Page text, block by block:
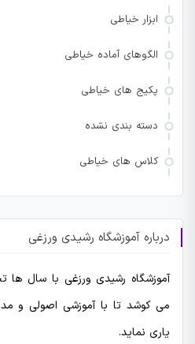
ابزار خیاطی
الگوهای آماده خیاطی
پکیج های خیاطی
دسته بندی نشده
کلاس های خیاطی
درباره آموزشگاه رشیدی ورزغی
آموزشگاه رشیدی ورزغی با سال ها
می کوشد تا با آموزشی اصولی و
یاری نماید.